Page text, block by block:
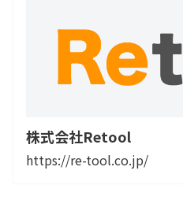
株式会社Retool
https://re-tool.co.jp/